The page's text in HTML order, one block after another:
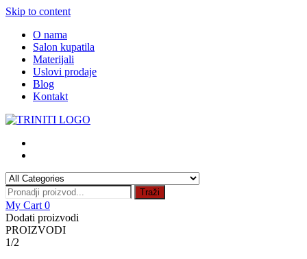
Skip to content
O nama
Salon kupatila
Materijali
Uslovi prodaje
Blog
Kontakt
Traži
My Cart 0
Dodati proizvodi
PROIZVODI
1/2